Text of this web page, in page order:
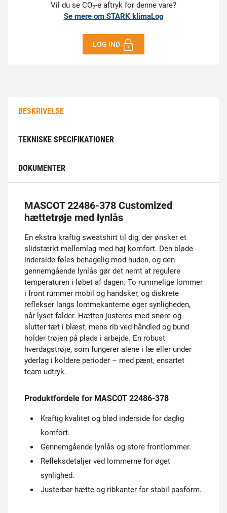
Vil du se CO2-e aftryk for denne vare?
Se mere om STARK klimaLog
LOG IND
BESKRIVELSE
TEKNISKE SPECIFIKATIONER
DOKUMENTER
MASCOT 22486-378 Customized
hættetrøje med lynlås
En ekstra kraftig sweatshirt til dig, der ønsker et
slidstærkt mellemlag med høj komfort. Den bløde
inderside føles behagelig mod huden, og den
gennemgående lynlås gør det nemt at regulere
temperaturen i løbet af dagen. To rummelige lommer
i front rummer mobil og handsker, og diskrete
reflekser langs lommekanterne øger synligheden,
når lyset falder. Hætten justeres med snøre og
slutter tæt i blæst, mens rib ved håndled og bund
holder trøjen på plads i arbejde. En robust
hverdagstrøje, som fungerer alene i læ eller under
yderlag i koldere perioder – med pænt, ensartet
team-udtryk.
Produktfordele for MASCOT 22486-378
Kraftig kvalitet og blød inderside for daglig
komfort.
Gennemgående lynlås og store frontlommer.
Refleksdetaljer ved lommerne for øget
synlighed.
Justerbar hætte og ribkanter for stabil pasform.